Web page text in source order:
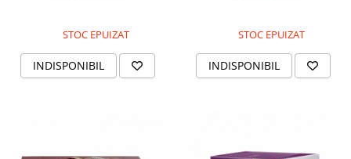
STOC EPUIZAT
INDISPONIBIL
STOC EPUIZAT
INDISPONIBIL